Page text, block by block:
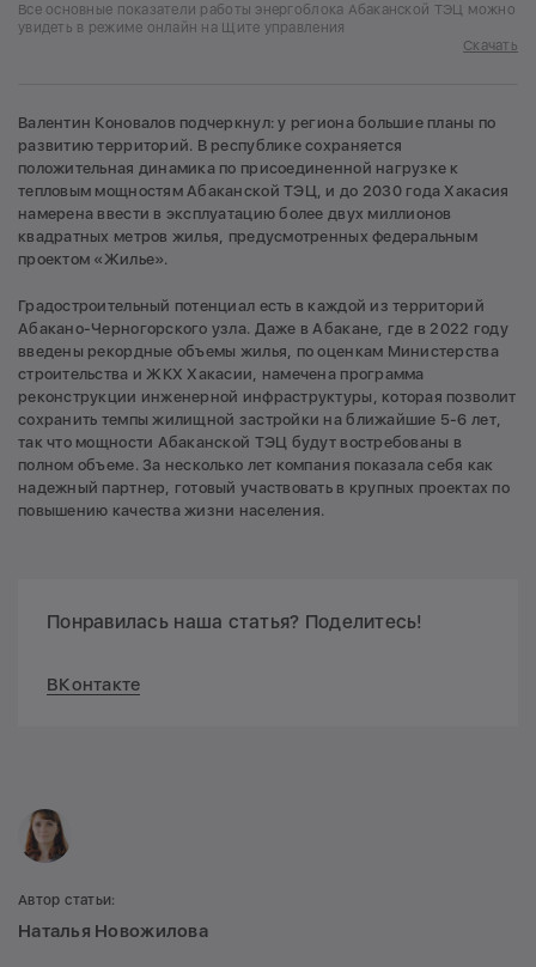
Все основные показатели работы энергоблока Абаканской ТЭЦ можно
увидеть в режиме онлайн на Щите управления
Скачать
Валентин Коновалов подчеркнул: у региона большие планы по
развитию территорий. В республике сохраняется
положительная динамика по присоединенной нагрузке к
тепловым мощностям Абаканской ТЭЦ, и до 2030 года Хакасия
намерена ввести в эксплуатацию более двух миллионов
квадратных метров жилья, предусмотренных федеральным
проектом «Жилье».
Градостроительный потенциал есть в каждой из территорий
Абакано-Черногорского узла. Даже в Абакане, где в 2022 году
введены рекордные объемы жилья, по оценкам Министерства
строительства и ЖКХ Хакасии, намечена программа
реконструкции инженерной инфраструктуры, которая позволит
сохранить темпы жилищной застройки на ближайшие 5-6 лет,
так что мощности Абаканской ТЭЦ будут востребованы в
полном объеме. За несколько лет компания показала себя как
надежный партнер, готовый участвовать в крупных проектах по
повышению качества жизни населения.
Понравилась наша статья? Поделитесь!
ВКонтакте
Автор статьи:
Наталья Новожилова